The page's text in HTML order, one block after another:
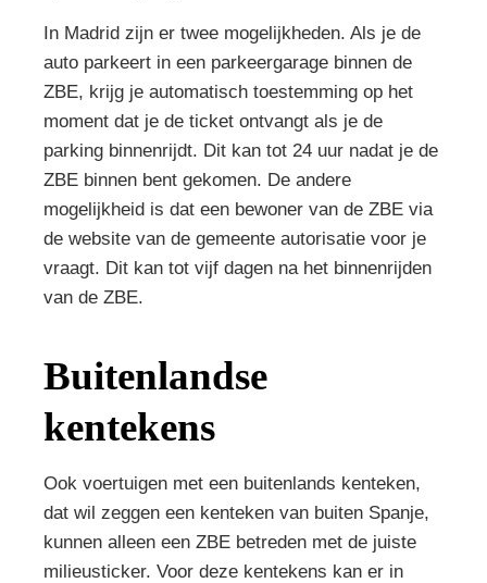
In Madrid zijn er twee mogelijkheden. Als je de
auto parkeert in een parkeergarage binnen de
ZBE, krijg je automatisch toestemming op het
moment dat je de ticket ontvangt als je de
parking binnenrijdt. Dit kan tot 24 uur nadat je de
ZBE binnen bent gekomen. De andere
mogelijkheid is dat een bewoner van de ZBE via
de website van de gemeente autorisatie voor je
vraagt. Dit kan tot vijf dagen na het binnenrijden
van de ZBE.
Buitenlandse
kentekens
Ook voertuigen met een buitenlands kenteken,
dat wil zeggen een kenteken van buiten Spanje,
kunnen alleen een ZBE betreden met de juiste
milieusticker. Voor deze kentekens kan er in